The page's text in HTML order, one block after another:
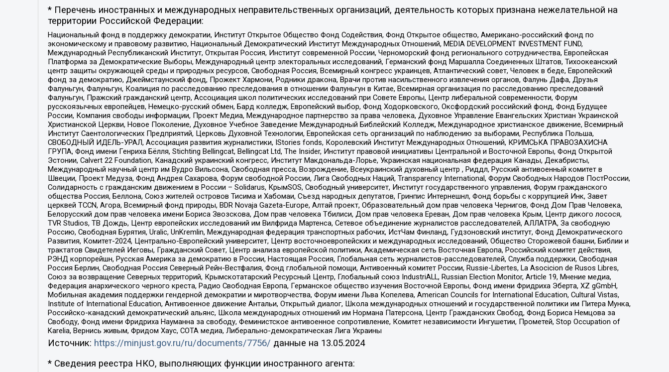
* Перечень иностранных и международных неправительственных организаций, деятельность которых признана нежелательной на
территории Российской Федерации:
Национальный фонд в поддержку демократии, Институт Открытое Общество Фонд Содействия, Фонд Открытое общество, Американо-российский фонд по
экономическому и правовому развитию, Национальный Демократический Институт Международных Отношений, MEDIA DEVELOPMENT INVESTMENT FUND,
Международный Республиканский Институт, Открытая Россия, Институт современной России, Черноморский фонд регионального сотрудничества, Европейская
Платформа за Демократические Выборы, Международный центр электоральных исследований, Германский фонд Маршалла Соединенных Штатов, Тихоокеанский
центр защиты окружающей среды и природных ресурсов, Свободная Россия, Всемирный конгресс украинцев, Атлантический совет, Человек в беде, Европейский
фонд за демократию, Джеймстаунский фонд, Прожект Хармони, Родники дракона, Врачи против насильственного извлечения органов, Фалунь Дафа, Друзья
Фалуньгун, Фалуньгун, Коалиция по расследованию преследования в отношении Фалуньгун в Китае, Всемирная организация по расследованию преследований
Фалуньгун, Пражский гражданский центр, Ассоциация школ политических исследований при Совете Европы, Центр либеральной современности, Форум
русскоязычных европейцев, Немецко-русский обмен, Бард колледж, Европейский выбор, Фонд Ходорковского, Оксфордский российский фонд, Фонд Будущее
России, Компания свободы информации, Проект Медиа, Международное партнерство за права человека, Духовное Управление Евангельских Христиан Украинской
Христианской Церкви, Новое Поколение, Духовное Учебное Заведение Международный Библейский Колледж, Международное христианское движение, Всемирный
Институт Саентологических Предприятий, Церковь Духовной Технологии, Европейская сеть организаций по наблюдению за выборами, Республика Польша,
СВОБОДНЫЙ ИДЕЛЬ-УРАЛ, Ассоциация развития журналистики, IStories fonds, Королевский Институт Международных Отношений, КРИМСЬКА ПРАВОЗАХИСНА
ГРУПА, Фонд имени Генриха Бёлля, Stichting Bellingcat, Bellingcat Ltd, The Insider, Институт правовой инициативы Центральной и Восточной Европы, Фонд Открытой
Эстонии, Calvert 22 Foundation, Канадский украинский конгресс, Институт Макдональда-Лорье, Украинская национальная федерация Канады, Декабристы,
Международный научный центр им Вудро Вильсона, Свободная пресса, Возрождение, Всеукраинский духовный центр , Риддл, Русский антивоенный комитет в
Швеции, Проект Медуза, Фонд Андрея Сахарова, Форум свободной России, Лига Свободных Наций, Transparеncy International, Форум Свободных Народов ПостРоссии,
Солидарность с гражданским движением в России – Solidarus, КрымSOS, Свободный университет, Институт государственного управления, Форум гражданского
общества Россия, Беллона, Союз жителей островов Тисима и Хабомаи, Съезд народных депутатов, Гринпис Интернешнл, Фонд борьбы с коррупцией Инк, Завет
церквей TCCN, Агора, Всемирный фонд природы, BDR Novaja Gazeta-Europe, Алтай проект, Образовательный дом прав человека Чернигов, Фонд Дом Прав Человека,
Белорусский дом прав человека имени Бориса Звозскова, Дом прав человека Тбилиси, Дом прав человека Ереван, Дом прав человека Крым, Центр дикого лосося,
TVR Studios, ТВ Дождь, Центр европейских исследований им Вилфрида Мартенса, Сетевое объединение журналистов расследователей, АЛЛАТРА, За свободную
Россию, Свободная Бурятия, Uralic, UnKremlin, Международная федерация транспортных рабочих, ИстЧам Финланд, Гудзоновский институт, Фонд Демократического
Развития, Комитет-2024, Центрально-Европейский университет, Центр восточноевропейских и международных исследований, Общество Сторожевой башни, Библии и
трактатов Свидетелей Иеговы, Гражданский Совет, Центр анализа европейской политики, Академическая сеть Восточная Европа, Российский комитет действия,
РЭНД корпорейшн, Русская Америка за демократию в России, Настоящая Россия, Глобальная сеть журналистов-расследователей, Служба поддержки, Свободная
Россия Берлин, Свободная Россия Северный Рейн-Вестфалия, Фонд глобальной помощи, Антивоенный комитет России, Russie-Libertes, La Asocicion de Rusos Libres,
Союз за возвращение Северных территорий, Крымскотатарский Ресурсный Центр, Глобальный союз IndustriALL, Russian Election Monitor, Article 19, Мнение медиа,
Федерация анархического черного креста, Радио Свободная Европа, Германское общество изучения Восточной Европы, Фонд имени Фридриха Эберта, XZ gGmbH,
Мобильная академия поддержки гендерной демократии и миротворчества, Форум имени Льва Копелева, American Councils for International Education, Cultural Vistas,
Institute of International Education, Антивоенное движение Антальи, Открытый диалог, Школа международных отношений и государственной политики им Питера Мунка,
Российско-канадский демократический альянс, Школа международных отношений им Нормана Патерсона, Центр Гражданских Свобод, Фонд Бориса Немцова за
Свободу, Фонд имени Фридриха Науманна за свободу, Феминистское антивоенное сопротивление, Комитет независимости Ингушетии, Прометей, Stop Occupation of
Karelia, Вернись живым, Фридом Хаус, СОТА медиа, Либерально-демократическая Лига Украины
Источник: https://minjust.gov.ru/ru/documents/7756/ данные на 13.05.2024
* Сведения реестра НКО, выполняющих функции иностранного агента: